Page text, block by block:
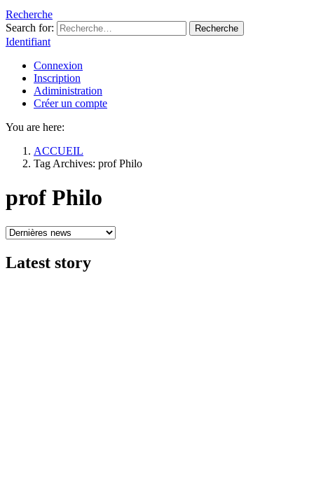
Recherche
Search for:
Recherche
Identifiant
Connexion
Inscription
Adiministration
Créer un compte
You are here:
ACCUEIL
Tag Archives: prof Philo
prof Philo
Latest story